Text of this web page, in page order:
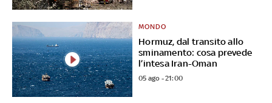
Hormuz, dal transito allo
sminamento: cosa prevede
l’intesa Iran-Oman
MONDO
05 ago - 21:00